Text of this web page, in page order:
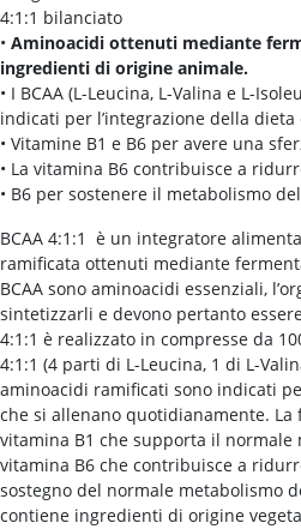
4:1:1 bilanciato
• Aminoacidi ottenuti mediante
ingredienti di origine animale.
• I BCAA (L-Leucina, L-Valina e L-
indicati per l’integrazione della
• Vitamine B1 e B6 per avere una
• La vitamina B6 contribuisce a
• B6 per sostenere il metabolismo
BCAA 4:1:1 è un integratore
ramificata ottenuti mediante
BCAA sono aminoacidi essenziali,
sintetizzarli e devono pertanto
4:1:1 è realizzato in compresse da
4:1:1 (4 parti di L-Leucina, 1 di L-
aminoacidi ramificati sono indicati
che si allenano quotidianamente.
vitamina B1 che supporta il normale
vitamina B6 che contribuisce a
sostegno del normale metabolismo
contiene ingredienti di origine